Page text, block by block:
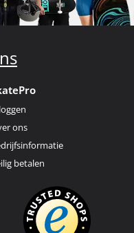
ons
betalen